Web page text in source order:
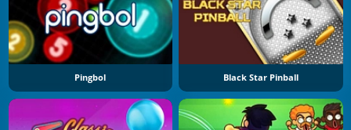
Pingbol Black Star Pinball